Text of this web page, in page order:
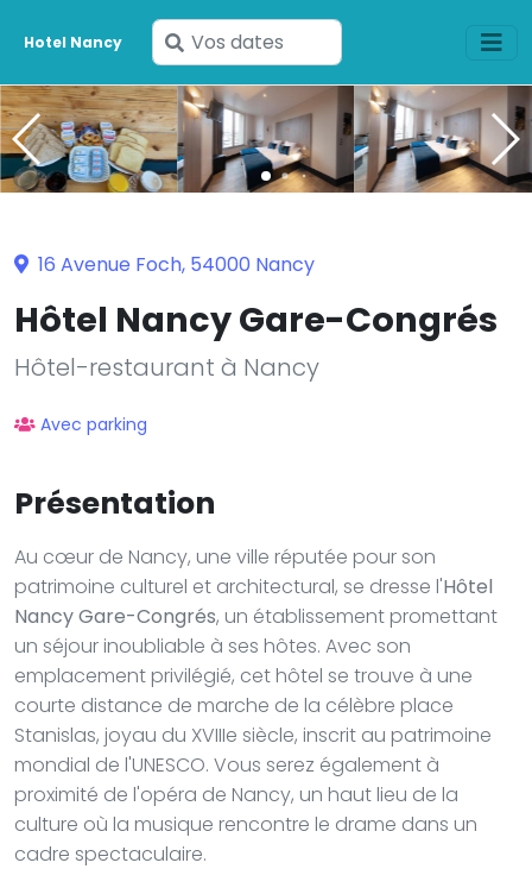
Hotel Nancy
Saisissez
vos
dates
16 Avenue Foch, 54000 Nancy
Hôtel Nancy Gare-Congrés
Hôtel-restaurant à Nancy
Avec parking
Présentation
Au cœur de Nancy, une ville réputée pour son
patrimoine culturel et architectural, se dresse l'Hôtel
Nancy Gare-Congrés, un établissement promettant
un séjour inoubliable à ses hôtes. Avec son
emplacement privilégié, cet hôtel se trouve à une
courte distance de marche de la célèbre place
Stanislas, joyau du XVIIIe siècle, inscrit au patrimoine
mondial de l'UNESCO. Vous serez également à
proximité de l'opéra de Nancy, un haut lieu de la
culture où la musique rencontre le drame dans un
cadre spectaculaire.